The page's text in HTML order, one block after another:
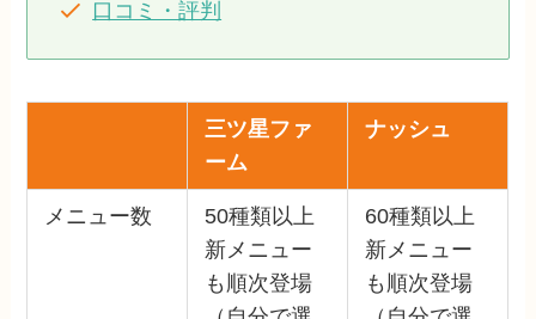
口コミ・評判
三ツ星ファ
ーム
ナッシュ
メニュー数
50種類以上
新メニュー
も順次登場
60種類以上
新メニュー
も順次登場